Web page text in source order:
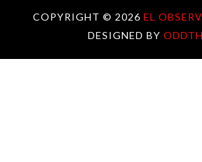
COPYRIGHT © 2026 EL
DESIGNED BY